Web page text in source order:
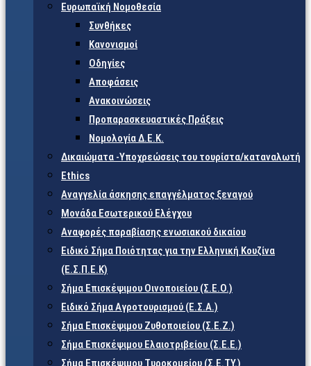
Ευρωπαϊκή Νομοθεσία
Συνθήκες
Κανονισμοί
Οδηγίες
Αποφάσεις
Ανακοινώσεις
Προπαρασκευαστικές Πράξεις
Νομολογία Δ.Ε.Κ.
Δικαιώματα -Υποχρεώσεις του τουρίστα/καταναλωτή
Ethics
Αναγγελία άσκησης επαγγέλματος ξεναγού
Μονάδα Εσωτερικού Ελέγχου
Αναφορές παραβίασης ενωσιακού δικαίου
Ειδικό Σήμα Ποιότητας για την Ελληνική Κουζίνα
(Ε.Σ.Π.Ε.Κ)
Σήμα Επισκέψιμου Οινοποιείου (Σ.Ε.Ο.)
Ειδικό Σήμα Αγροτουρισμού (Ε.Σ.Α.)
Σήμα Επισκέψιμου Ζυθοποιείου (Σ.Ε.Ζ.)
Σήμα Επισκέψιμου Ελαιοτριβείου (Σ.Ε.Ε.)
Σήμα Επισκέψιμου Τυροκομείου (Σ.Ε.TY.)